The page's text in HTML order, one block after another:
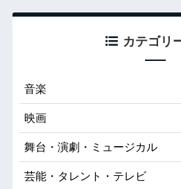
カテゴリ
音楽
映画
舞台・演劇・ミュージカル
芸能・タレント・テレビ